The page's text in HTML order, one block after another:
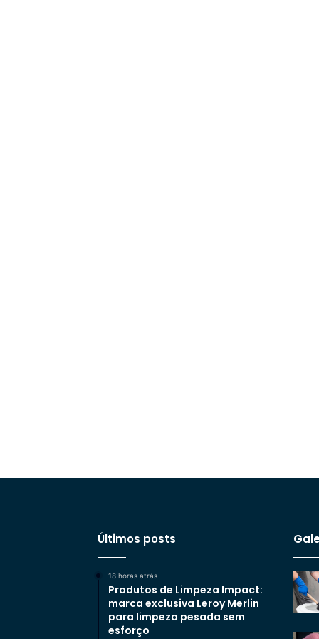
Últimos posts
18 horas atrás
Produtos de Limpeza Impact:
marca exclusiva Leroy Merlin
para limpeza pesada sem
esforço